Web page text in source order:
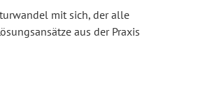
mit sich, der alle
aus der Praxis